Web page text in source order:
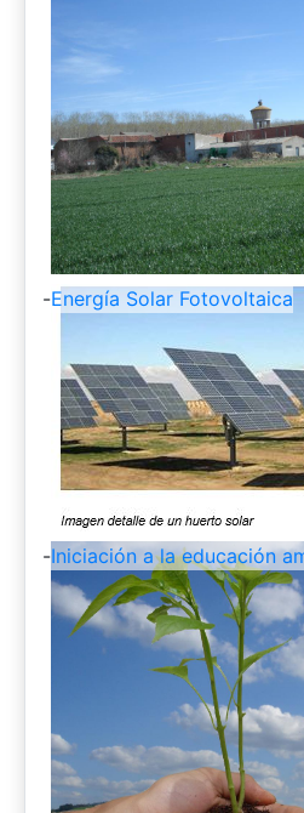
-Energía Solar Fotovoltaica
-Iniciación a la educación